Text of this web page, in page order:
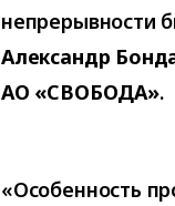
непрерывности
Александр
АО «СВОБОДА».
«Особенность